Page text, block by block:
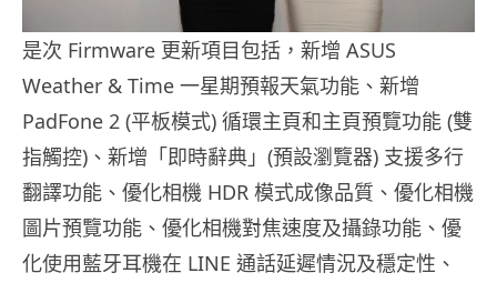
是次 Firmware 更新項目包括，新增 ASUS
Weather & Time 一星期預報天氣功能、新增
PadFone 2 (平板模式) 循環主頁和主頁預覽功能 (雙
指觸控)、新增「即時辭典」(預設瀏覽器) 支援多行
翻譯功能、優化相機 HDR 模式成像品質、優化相機
圖片預覽功能、優化相機對焦速度及攝錄功能、優
化使用藍牙耳機在 LINE 通話延遲情況及穩定性、